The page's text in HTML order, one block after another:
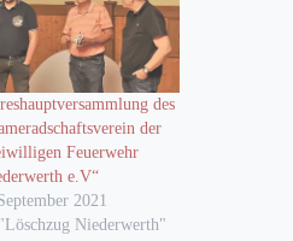
des
der
Feuerwehr
e.V“
2021
Niederwerth"